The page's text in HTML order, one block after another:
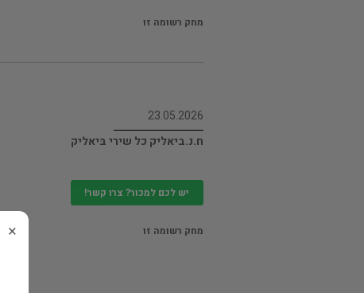
מחק רשומה זו
23.05.2026
ח.נ.ביאליק כל שירי בּיאליק
יש לכם למכור? צרו קשר!
מחק רשומה זו ×